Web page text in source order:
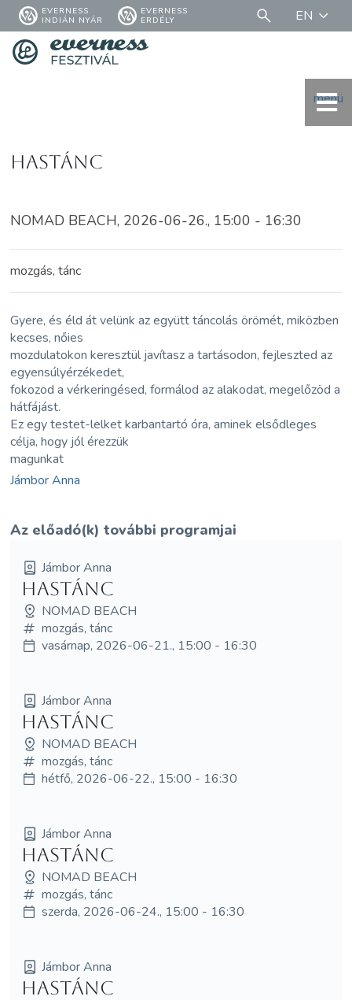
EVERNESS
INDIÁN NYÁR
EVERNESS
ERDÉLY
EN
menü
Hastánc
NOMAD BEACH, 2026-06-26., 15:00 - 16:30
mozgás, tánc
Gyere, és éld át velünk az együtt táncolás örömét, miközben
kecses, nőies
mozdulatokon keresztül javítasz a tartásodon, fejleszted az
egyensúlyérzékedet,
fokozod a vérkeringésed, formálod az alakodat, megelőzöd a
hátfájást.
Ez egy testet-lelket karbantartó óra, aminek elsődleges
célja, hogy jól érezzük
magunkat
Jámbor Anna
Az előadó(k) további programjai
Jámbor Anna
Hastánc
NOMAD BEACH
mozgás, tánc
vasárnap, 2026-06-21., 15:00 - 16:30
Jámbor Anna
Hastánc
NOMAD BEACH
mozgás, tánc
hétfő, 2026-06-22., 15:00 - 16:30
Jámbor Anna
Hastánc
NOMAD BEACH
mozgás, tánc
szerda, 2026-06-24., 15:00 - 16:30
Jámbor Anna
Hastánc